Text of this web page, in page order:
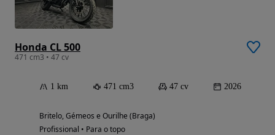
Honda CL 500
471 cm3 • 47 cv
1 km 471 cm3 47 cv 2026
Britelo, Gémeos e Ourilhe (Braga)
Profissional • Para o topo